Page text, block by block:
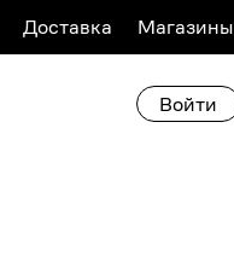
Доставка Магазины
Войти